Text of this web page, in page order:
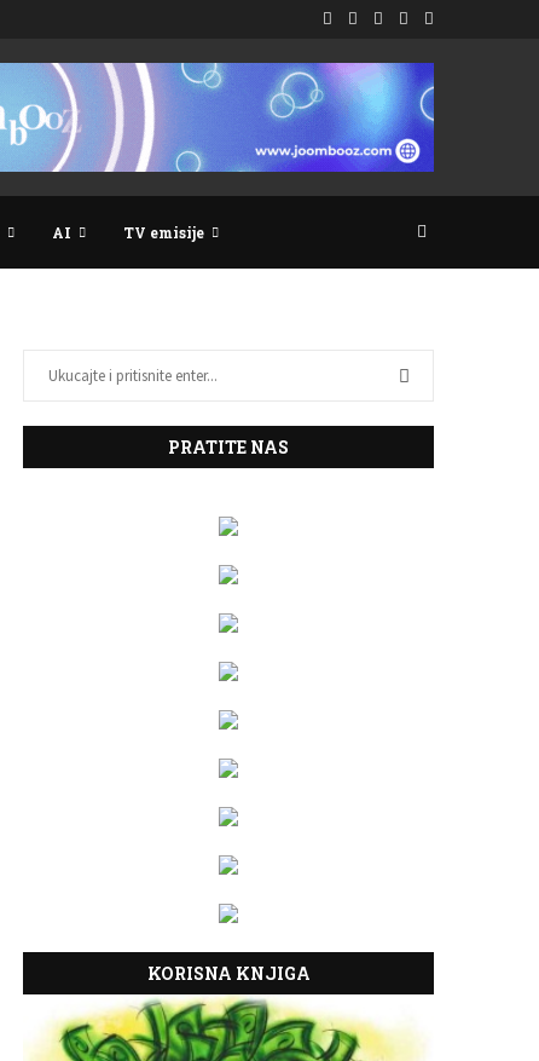
AI TV emisije
PRATITE NAS
KORISNA KNJIGA